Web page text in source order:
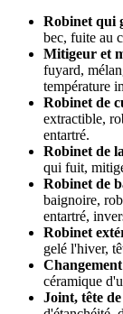
Robinet qui
bec, fuite au
Mitigeur et
fuyard,
température
Robinet de
extractible,
entartré.
Robinet de
qui fuit,
Robinet de
baignoire,
entartré,
Robinet
gelé l'hiver,
céramique
Joint, tête